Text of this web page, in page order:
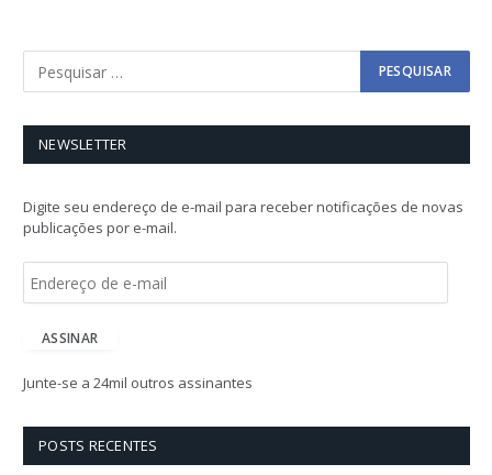
NEWSLETTER
Digite seu endereço de e-mail para receber notificações de novas
publicações por e-mail.
e
ç
ASSINAR
Junte-se a 24mil outros assinantes
POSTS RECENTES